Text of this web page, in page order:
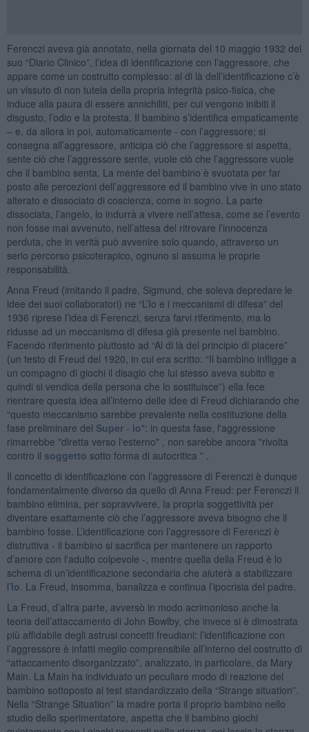
Ferenczi aveva già annotato, nella giornata del 10 maggio 1932 del
suo “Diario Clinico”, l’idea di identificazione con l’aggressore, che
appare come un costrutto complesso: al di là dell’identificazione c’è
un vissuto di non tutela della propria integrità psico-fisica, che
induce alla paura di essere annichiliti, per cui vengono inibiti il
disgusto, l’odio e la protesta. Il bambino s’identifica empaticamente
– e, da allora in poi, automaticamente - con l’aggressore; si
consegna all’aggressore, anticipa ciò che l’aggressore si aspetta,
sente ciò che l’aggressore sente, vuole ciò che l’aggressore vuole
che il bambino senta. La mente del bambino è svuotata per far
posto alle percezioni dell’aggressore ed il bambino vive in uno stato
alterato e dissociato di coscienza, come in sogno. La parte
dissociata, l’angelo, lo indurrà a vivere nell’attesa, come se l’evento
non fosse mai avvenuto, nell’attesa del ritrovare l’innocenza
perduta, che in verità può avvenire solo quando, attraverso un
serio percorso psicoterapico, ognuno si assuma le proprie
responsabilità.
Anna Freud (imitando il padre, Sigmund, che soleva depredare le
idee dei suoi collaboratori) ne “L’Io e i meccanismi di difesa” del
1936 riprese l’idea di Ferenczi, senza farvi riferimento, ma lo
ridusse ad un meccanismo di difesa già presente nel bambino.
Facendo riferimento piuttosto ad “Al di là del principio di piacere”
(un testo di Freud del 1920, in cui era scritto: “Il bambino infligge a
un compagno di giochi il disagio che lui stesso aveva subito e
quindi si vendica della persona che lo sostituisce”) ella fece
rientrare questa idea all’interno delle idee di Freud dichiarando che
“questo meccanismo sarebbe prevalente nella costituzione della
fase preliminare del Super- io": in questa fase, l'aggressione
rimarrebbe "diretta verso l'esterno" , non sarebbe ancora "rivolta
contro il soggetto sotto forma di autocritica ” .
Il concetto di identificazione con l’aggressore di Ferenczi è dunque
fondamentalmente diverso da quello di Anna Freud: per Ferenczi il
bambino elimina, per sopravvivere, la propria soggettività per
diventare esattamente ciò che l’aggressore aveva bisogno che il
bambino fosse. L’identificazione con l’aggressore di Ferenczi è
distruttiva - il bambino si sacrifica per mantenere un rapporto
d’amore con l'adulto colpevole -, mentre quella della Freud è lo
schema di un’identificazione secondaria che aiuterà a stabilizzare
l’Io . La Freud, insomma, banalizza e continua l’ipocrisia del padre.
La Freud, d’altra parte, avversò in modo acrimonioso anche la
teoria dell’attaccamento di John Bowlby, che invece si è dimostrata
più affidabile degli astrusi concetti freudiani: l’identificazione con
l’aggressore è infatti meglio comprensibile all’interno del costrutto di
“attaccamento disorganizzato”, analizzato, in particolare, da Mary
Main. La Main ha individuato un peculiare modo di reazione del
bambino sottoposto al test standardizzato della “Strange situation”.
Nella “Strange Situation” la madre porta il proprio bambino nello
studio dello sperimentatore, aspetta che il bambino giochi